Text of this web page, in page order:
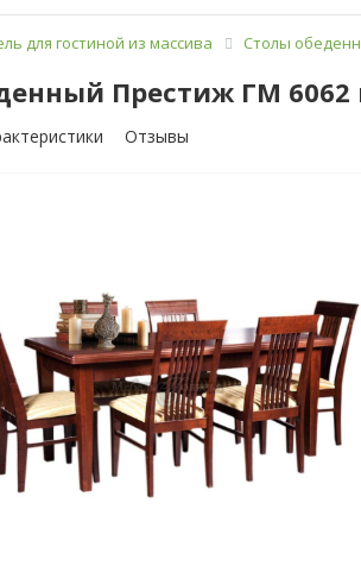
для гостиной из массива Столы
Престиж ГМ 6062
Отзывы